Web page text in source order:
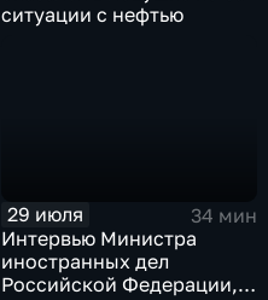
ситуации с нефтью
29 июля
34 мин
Интервью Министра
иностранных дел
Российской Федерации,